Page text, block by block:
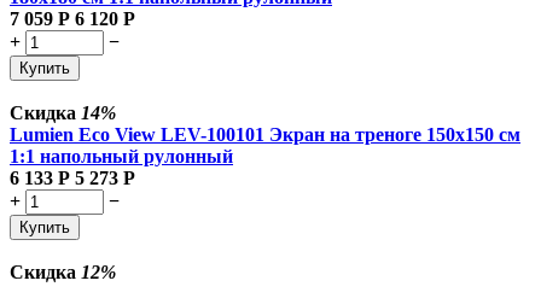
7 059 Р 6 120 Р
+
−
Купить
Скидка 14%
Lumien Eco View LEV-100101 Экран на треноге 150x150 см
1:1 напольный рулонный
6 133 Р 5 273 Р
+
−
Купить
Скидка 12%